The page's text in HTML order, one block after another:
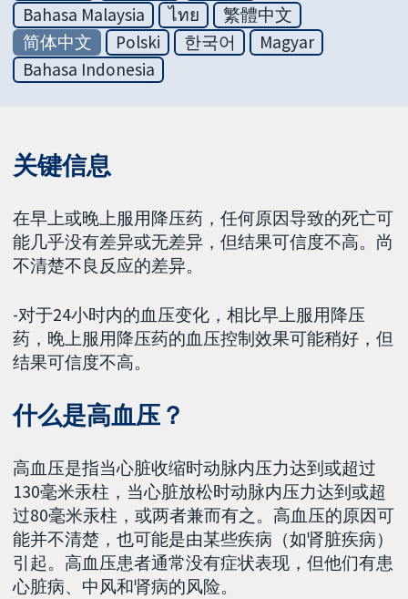
Bahasa Malaysia
ไทย
繁體中文
简体中文
Polski 한국어
Magyar
Bahasa Indonesia
关键信息
在早上或晚上服用降压药，任何原因导致的死亡可
能几乎没有差异或无差异，但结果可信度不高。尚
不清楚不良反应的差异。
-对于24小时内的血压变化，相比早上服用降压
药，晚上服用降压药的血压控制效果可能稍好，但
结果可信度不高。
什么是高血压？
高血压是指当心脏收缩时动脉内压力达到或超过
130毫米汞柱，当心脏放松时动脉内压力达到或超
过80毫米汞柱，或两者兼而有之。高血压的原因可
能并不清楚，也可能是由某些疾病（如肾脏疾病）
引起。高血压患者通常没有症状表现，但他们有患
心脏病、中风和肾病的风险。